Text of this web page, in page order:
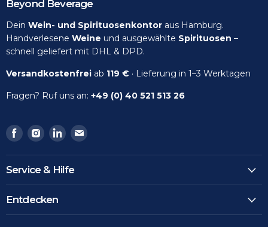
Beyond Beverage
Dein Wein- und Spirituosenkontor aus Hamburg.
Handverlesene Weine und ausgewählte Spirituosen –
schnell geliefert mit DHL & DPD.
Versandkostenfrei ab 119 € · Lieferung in 1–3 Werktagen
Fragen? Ruf uns an: +49 (0) 40 521 513 26
Finden
Sie
uns
auf
Facebook
Finden
Sie
uns
auf
Instagram
Finden
Sie
uns
auf
LinkedIn
Finden
uns
Email
Service & Hilfe
Entdecken